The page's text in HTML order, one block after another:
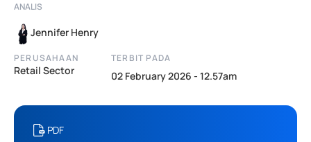
ANALIS
Jennifer Henry
PERUSAHAAN
Retail Sector
TERBIT PADA
02 February 2026 - 12.57am
PDF